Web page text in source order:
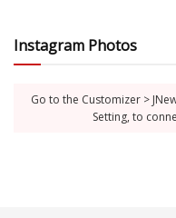
Instagram Photos
Go to the Customizer >
Setting, to